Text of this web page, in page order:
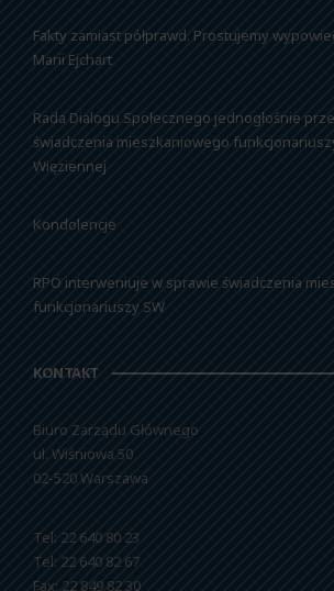
Fakty zamiast półprawd. Prostujemy
Marii Ejchart
Rada Dialogu Społecznego jednogłośnie
świadczenia mieszkaniowego
Więziennej
Kondolencje
RPO interweniuje w sprawie świadczenia
funkcjonariuszy SW
KONTAKT
Biuro Zarządu Głównego
ul. Wiśniowa 50
02-520 Warszawa
Tel: 22 640 80 23
Tel: 22 640 82 67
Fax: 22 849 82 30